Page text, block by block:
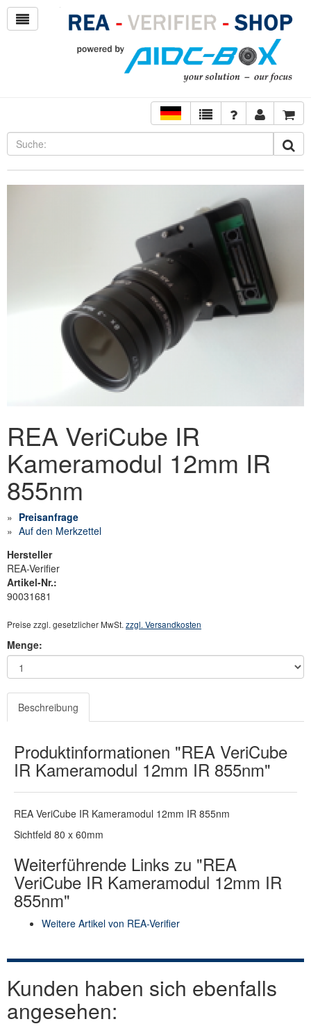
REA VeriCube IR
Kameramodul 12mm IR
855nm
Preisanfrage
Auf den Merkzettel
Hersteller
REA-Verifier
Artikel-Nr.:
90031681
Preise zzgl. gesetzlicher MwSt. zzgl. Versandkosten
Menge:
Beschreibung
Produktinformationen "REA VeriCube
IR Kameramodul 12mm IR 855nm"
REA VeriCube IR Kameramodul 12mm IR 855nm
Sichtfeld 80 x 60mm
Weiterführende Links zu "REA
VeriCube IR Kameramodul 12mm IR
855nm"
Weitere Artikel von REA-Verifier
Kunden haben sich ebenfalls
angesehen: